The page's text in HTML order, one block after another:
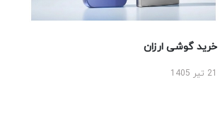
خرید گوشی ارزان